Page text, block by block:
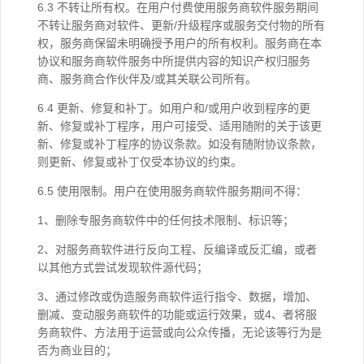
6.3 不转让所有权。在用户付费使用服务商软件服务期间
不转让服务商对软件、更新/升级程序或服务交付物的所有
权，服务商保留未明确授予用户的所有权利。服务商在本
协议和服务商软件服务中所提供内容的知识产权归服务
商、服务商合作伙伴及/或其关联公司所有。
6.4 更新、修复和补丁。如用户和/或用户收到程序的更
新、修复或补丁程序，用户可接受、适用随附的关于该更
新、修复或补丁程序的协议条款。如没有随附协议条款，
则更新、修复或补丁仅受本协议的约束。
6.5 使用限制。用户在使用服务商软件服务期间不得：
1、删除专服务商软件中的任何技术限制、标识等；
2、对服务商软件进行反向工程、反编译或反汇编，或者
以其他方式尝试发现软件源代码；
3、通过修改或伪造服务商软件运行指令、数据，增加、
删减、变动服务商软件的功能或运行效果，或4、者将服
务商软件、方法用于运营或向公众传播，无论该等行为是
否为商业目的；